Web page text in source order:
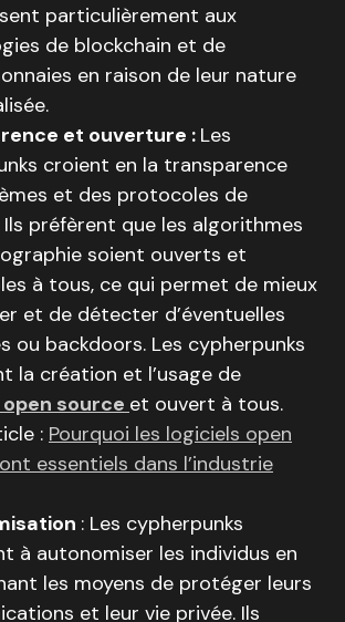
particulièrement aux
de blockchain et de
en raison de leur nature
et ouverture : Les
croient en la transparence
et des protocoles de
préfèrent que les algorithmes
soient ouverts et
à tous, ce qui permet de mieux
et de détecter d’éventuelles
ou backdoors. Les cypherpunks
la création et l’usage de
source et ouvert à tous.
: Pourquoi les logiciels open
essentiels dans l’industrie
: Les cypherpunks
à autonomiser les individus en
les moyens de protéger leurs
et leur vie privée. Ils